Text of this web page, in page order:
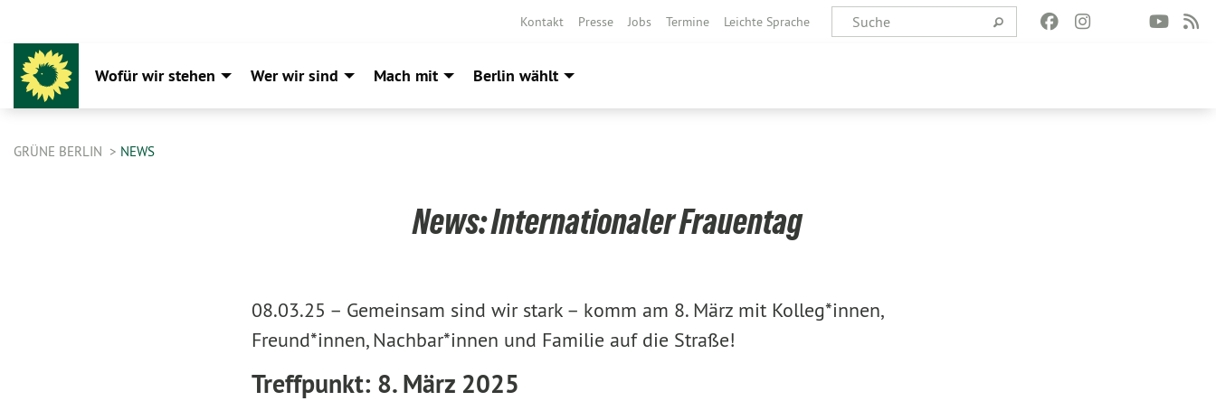
Kontakt Presse Jobs Termine Leichte Sprache
Wofür wir stehen Wer wir sind Mach mit Berlin wählt
GRÜNE BERLIN NEWS
News: Internationaler Frauentag
08.03.25 – Gemeinsam sind wir stark – komm am 8. März mit Kolleg*innen,
Freund*innen, Nachbar*innen und Familie auf die Straße!
Treffpunkt: 8. März 2025